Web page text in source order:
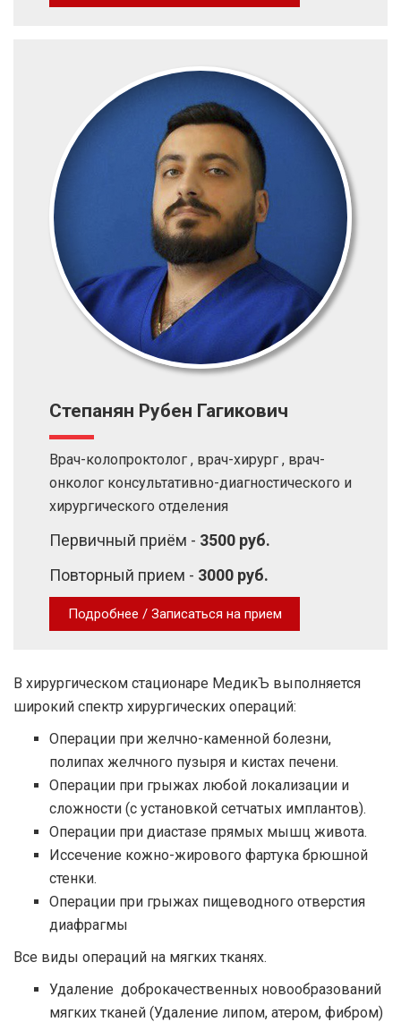
Степанян Рубен Гагикович
Врач-колопроктолог , врач-хирург , врач-
онколог консультативно-диагностического и
хирургического отделения
Первичный приём - 3500 руб.
Повторный прием - 3000 руб.
Подробнее / Записаться на прием
В хирургическом стационаре МедикЪ выполняется
широкий спектр хирургических операций:
Операции при желчно-каменной болезни,
полипах желчного пузыря и кистах печени.
Операции при грыжах любой локализации и
сложности (с установкой сетчатых имплантов).
Операции при диастазе прямых мышц живота.
Иссечение кожно-жирового фартука брюшной
стенки.
Операции при грыжах пищеводного отверстия
диафрагмы
Все виды операций на мягких тканях.
Удаление доброкачественных новообразований
мягких тканей (Удаление липом, атером, фибром)